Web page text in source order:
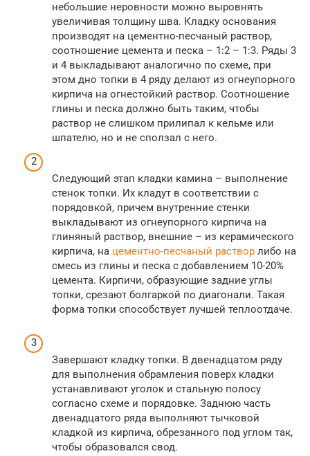
небольшие неровности можно выровнять
увеличивая толщину шва. Кладку основания
производят на цементно-песчаный раствор,
соотношение цемента и песка – 1:2 – 1:3. Ряды 3
и 4 выкладывают аналогично по схеме, при
этом дно топки в 4 ряду делают из огнеупорного
кирпича на огнестойкий раствор. Соотношение
глины и песка должно быть таким, чтобы
раствор не слишком прилипал к кельме или
шпателю, но и не сползал с него.
Следующий этап кладки камина – выполнение
стенок топки. Их кладут в соответствии с
порядовкой, причем внутренние стенки
выкладывают из огнеупорного кирпича на
глиняный раствор, внешние – из керамического
кирпича, на цементно-песчаный раствор либо на
смесь из глины и песка с добавлением 10-20%
цемента. Кирпичи, образующие задние углы
топки, срезают болгаркой по диагонали. Такая
форма топки способствует лучшей теплоотдаче.
Завершают кладку топки. В двенадцатом ряду
для выполнения обрамления поверх кладки
устанавливают уголок и стальную полосу
согласно схеме и порядовке. Заднюю часть
двенадцатого ряда выполняют тычковой
кладкой из кирпича, обрезанного под углом так,
чтобы образовался свод.